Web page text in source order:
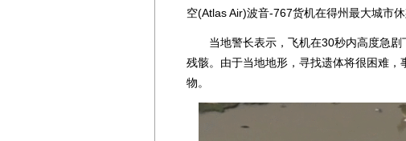
空(Atlas Air)波音-767货机在得州最大城市
当地警长表示，飞机在30秒内高度急剧
残骸。由于当地地形，寻找遗体将很困难
物。